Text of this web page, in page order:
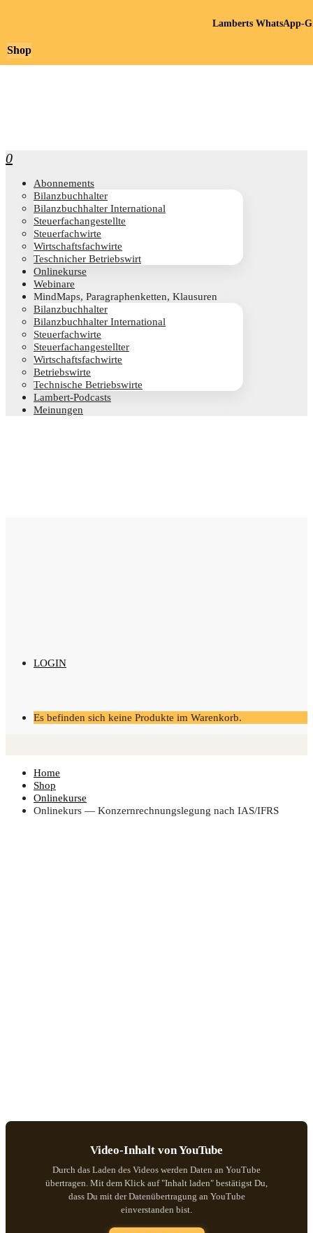
0
Abon­ne­ments
Bilanz­buch­hal­ter
Bilanz­buch­hal­ter International
Steu­er­fach­an­ge­stell­te
Steu­er­fach­wir­te
Wirt­schafts­fach­wir­te
Teschni­cher Betriebswirt
Online­kur­se
Web­i­na­re
Mind­Maps, Para­gra­phen­ket­ten, Klausuren
Bilanz­buch­hal­ter
Bilanz­buch­hal­ter International
Steu­er­fach­wir­te
Steu­er­fach­an­ge­stell­ter
Wirt­schafts­fach­wir­te
Betriebs­wir­te
Tech­ni­sche Betriebswirte
Lam­­bert-Pod­­casts
Mei­nun­gen
LOGIN
Es befinden sich keine Produkte im Warenkorb.
Home
Shop
Onlinekurse
Online­kurs — Kon­zern­rech­nungs­le­gung nach IAS/IFRS
Video-Inhalt von YouTube
Durch das Laden des Videos werden Daten an YouTube
übertragen. Mit dem Klick auf "Inhalt laden" bestätigst Du,
dass Du mit der Datenübertragung an YouTube
einverstanden bist.
Shop
Lamberts WhatsApp-